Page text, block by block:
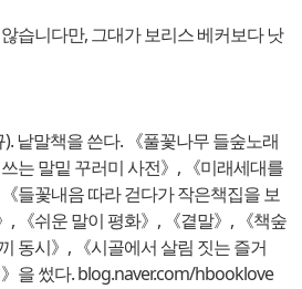
습니다만, 그대가 보리스 베커보다 낫
). 낱말책을 쓴다. 《풀꽃나무 들숲노래
는 말밑 꾸러미 사전》, 《미래세대를
들꽃내음 따라 걷다가 작은책집을 보
, 《쉬운 말이 평화》, 《곁말》, 《책숲
동시》, 《시골에서 살림 짓는 즐거
을 썼다. blog.naver.com/hbooklove